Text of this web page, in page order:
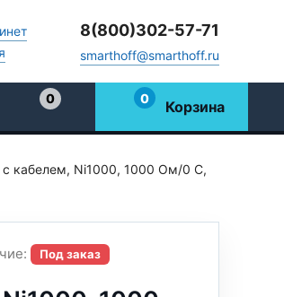
8(800)302-57-71
smarthoff@smarthoff.ru
0
0 Корзина
с кабелем, Ni1000, 1000 Oм/0 С,
Под заказ